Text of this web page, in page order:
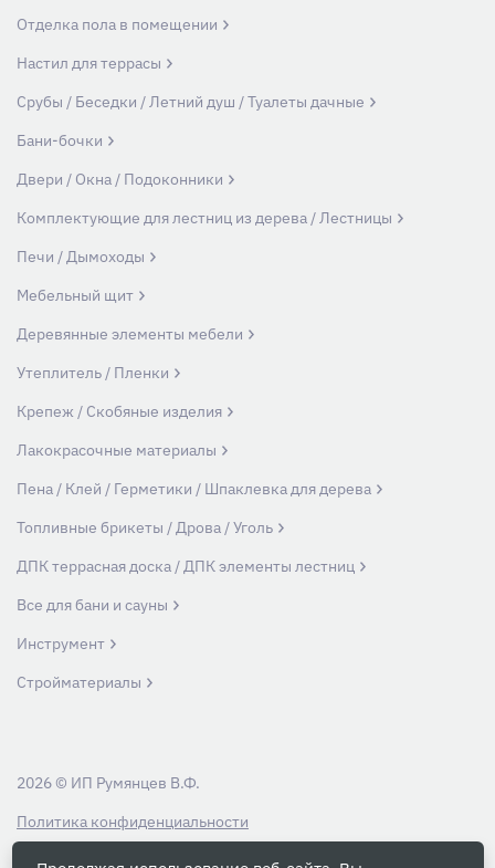
Отделка пола в помещении
Настил для террасы
Срубы / Беседки / Летний душ / Туалеты дачные
Бани-бочки
Двери / Окна / Подоконники
Комплектующие для лестниц из дерева / Лестницы
Печи / Дымоходы
Мебельный щит
Деревянные элементы мебели
Утеплитель / Пленки
Крепеж / Скобяные изделия
Лакокрасочные материалы
Пена / Клей / Герметики / Шпаклевка для дерева
Топливные брикеты / Дрова / Уголь
ДПК террасная доска / ДПК элементы лестниц
Все для бани и сауны
Инструмент
Стройматериалы
Политика конфиденциальности
2026 © ИП Румянцев В.Ф.